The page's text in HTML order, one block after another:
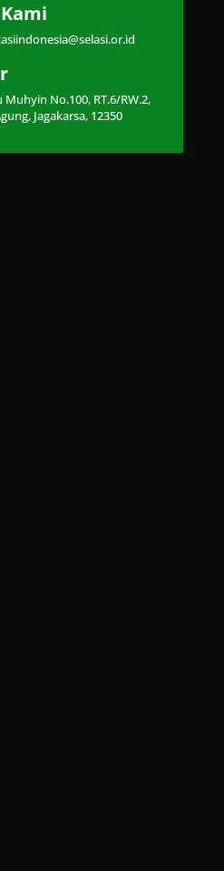
Muhyin No.100, RT.6/RW.2,
Jagakarsa, 12350